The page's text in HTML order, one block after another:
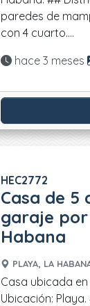
paredes de
con 4 cuarto....
Actualizado:
hace 3 meses
HEC2772
Casa de 5
garaje por
Habana
PLAYA, LA
Casa ubicada
Ubicación: